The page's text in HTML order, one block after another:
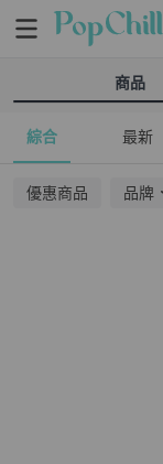
商品
綜合 最新
優惠商品 品牌